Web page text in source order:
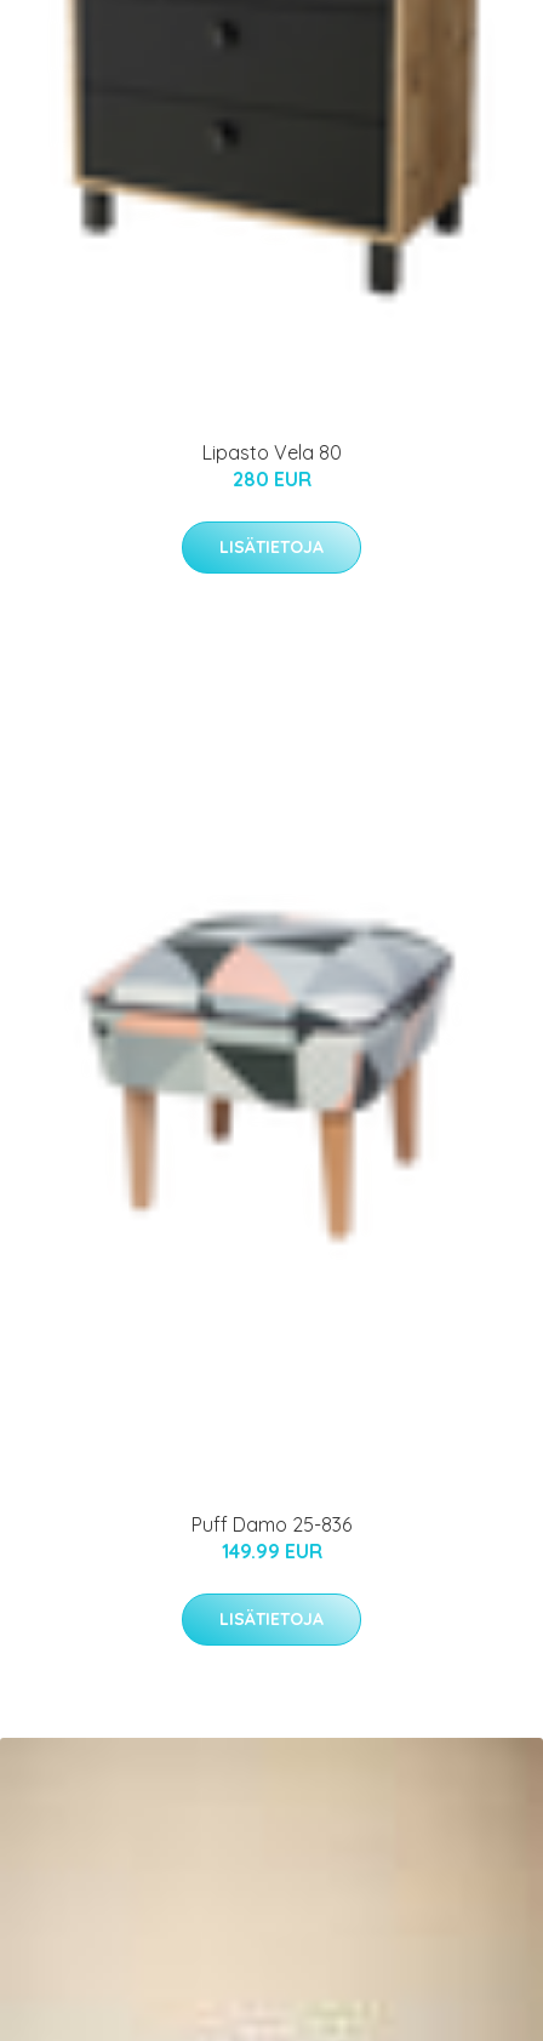
Lipasto Vela 80
280 EUR
LISÄTIETOJA
Puff Damo 25-836
149.99 EUR
LISÄTIETOJA